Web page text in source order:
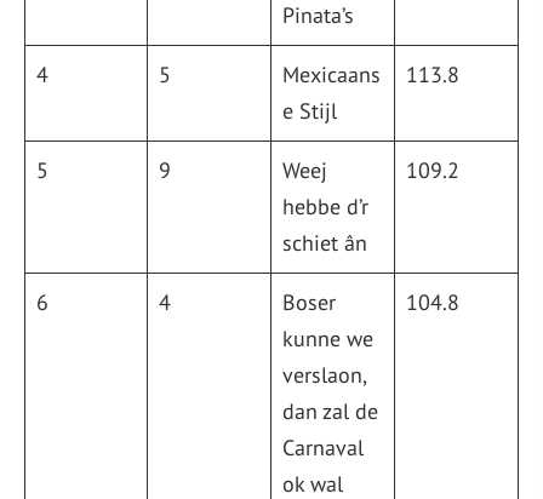
Pinata’s
4 5
Mexicaans
e Stijl
113.8
5 9
Weej
hebbe d’r
schiet ân
109.2
6 4
Boser
kunne we
verslaon,
dan zal de
Carnaval
ok wal
104.8